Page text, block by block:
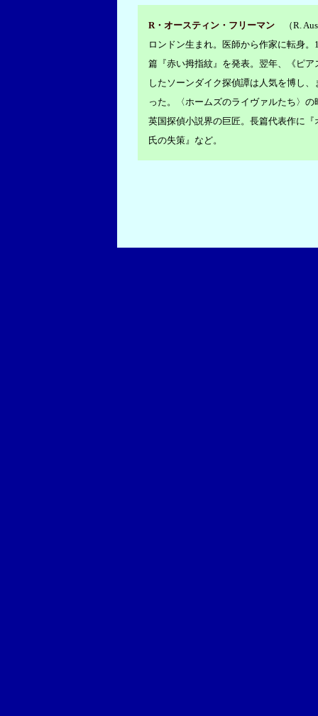
R・オースティン・フリーマン （R.
ロンドン生まれ。医師から作家に転身
篇『赤い拇指紋』を発表。翌年、《ピ
したソーンダイク探偵譚は人気を博し
った。〈ホームズのライヴァルたち〉
英国探偵小説界の巨匠。長篇代表作に
氏の失策』など。